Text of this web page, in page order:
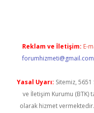
Reklam ve İletişim: E-
forumhizmeti@gmail.com
Yasal Uyarı: Sitemiz, 5651
ve İletişim Kurumu (BTK)
olarak hizmet